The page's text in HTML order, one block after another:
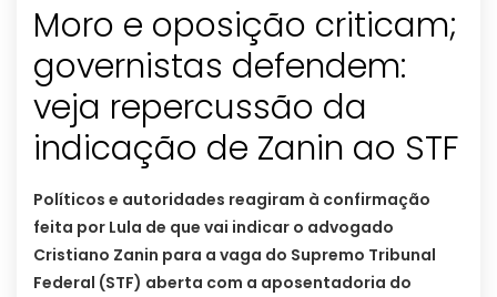
Moro e oposição criticam;
governistas defendem:
veja repercussão da
indicação de Zanin ao STF
Políticos e autoridades reagiram à confirmação
feita por Lula de que vai indicar o advogado
Cristiano Zanin para a vaga do Supremo Tribunal
Federal (STF) aberta com a aposentadoria do